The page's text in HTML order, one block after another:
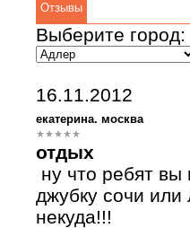
Отзывы
Выберите город:
16.11.2012
екатерина. москва
отдых
ну что ребят вы
джубку сочи
некуда!!!